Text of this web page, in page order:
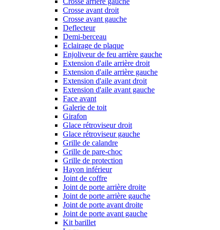
Crosse avant droit
Crosse avant gauche
Deflecteur
Demi-berceau
Eclairage de plaque
Enjoliveur de feu arrière gauche
Extension d'aile arrière droit
Extension d'aile arrière gauche
Extension d'aile avant droit
Extension d'aile avant gauche
Face avant
Galerie de toit
Girafon
Glace rétroviseur droit
Glace rétroviseur gauche
Grille de calandre
Grille de pare-choc
Grille de protection
Hayon inférieur
Joint de coffre
Joint de porte arrière droite
Joint de porte arrière gauche
Joint de porte avant droite
Joint de porte avant gauche
Kit barillet